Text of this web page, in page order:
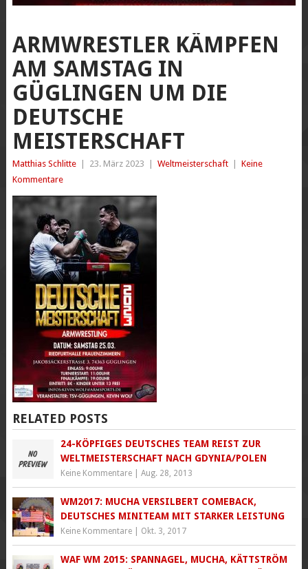
ARMWRESTLER KÄMPFEN
AM SAMSTAG IN
GÜGLINGEN UM DIE
DEUTSCHE
MEISTERSCHAFT
Matthias Schlitte 23. März 2023 Weltmeisterschaft
Keine
Kommentare
RELATED POSTS
24-KÖPFIGES DEUTSCHES TEAM REIST ZUR
WELTMEISTERSCHAFT NACH GDYNIA/POLEN
Keine Kommentare| Aug. 28, 2013
WM2017: MUCHA VERSILBERT COMEBACK,
DEUTSCHES MINITEAM MIT STARKER LEISTUNG
Keine Kommentare| Okt. 3, 2017
WAF WM 2015: SPANNAGEL, MUCHA, KÄTTSTRÖM